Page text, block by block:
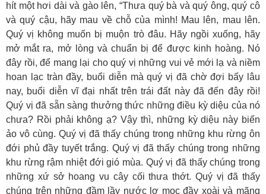
hít một hơi dài và gào lên, “Thưa quý bà và quý ông, quý cô
và quý cậu, hãy mau về chỗ của mình! Mau lên, mau lên.
Quý vị không muốn bị muộn trò đâu. Hãy ngồi xuống, hãy
mở mắt ra, mở lòng và chuẩn bị để được kinh hoàng. Nó
đây rồi, để mang lại cho quý vị những vui vẻ mới lạ và niềm
hoan lạc tràn đầy, buổi diễn mà quý vị đã chờ đợi bấy lâu
nay, buổi diễn vĩ đại nhất trên trái đất này đã đến đây rồi!
Quý vị đã sẵn sàng thưởng thức những điều kỳ diệu của nó
chưa? Rồi phải không ạ? Vậy thì, những kỳ diệu này biến
ảo vô cùng. Quý vị đã thấy chúng trong những khu rừng ôn
đới phủ đầy tuyết trắng. Quý vị đã thấy chúng trong những
khu rừng rậm nhiệt đới gió mùa. Quý vị đã thấy chúng trong
những xứ sở hoang vu cây cối thưa thớt. Quý vị đã thấy
chúng trên những đầm lầy nước lợ mọc đầy xoài và mãng